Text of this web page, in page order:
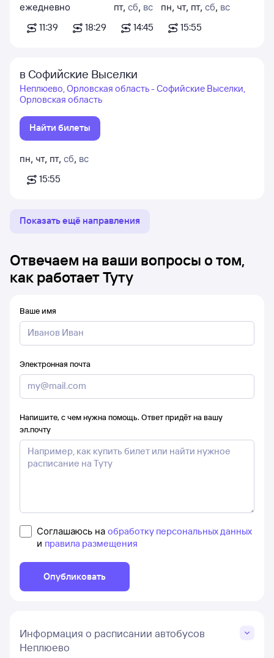
ежедневно
11:39
18:29
пт, сб, вс
14:45
пн, чт, пт, сб, вс
15:55
в Софийские Выселки
Неплюево, Орловская область - Софийские Выселки,
Орловская область
Найти билеты
пн, чт, пт, сб, вс
15:55
Показать ещё направления
Отвечаем на ваши вопросы о том,
как работает Туту
Ваше имя
Электронная почта
Напишите, с чем нужна помощь. Ответ придёт на вашу
эл.почту
Соглашаюсь на обработку персональных данных
и правила размещения
Опубликовать
Информация о расписании автобусов
Неплюево